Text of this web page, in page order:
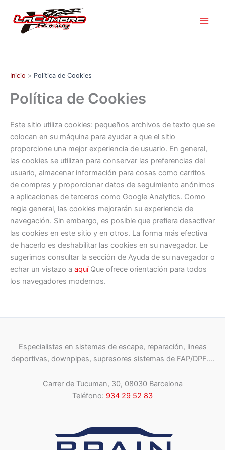
contenido
Inicio Política de Cookies
Política de Cookies
Este sitio utiliza cookies: pequeños archivos de texto que se
colocan en su máquina para ayudar a que el sitio
proporcione una mejor experiencia de usuario. En general,
las cookies se utilizan para conservar las preferencias del
usuario, almacenar información para cosas como carritos
de compras y proporcionar datos de seguimiento anónimos
a aplicaciones de terceros como Google Analytics. Como
regla general, las cookies mejorarán su experiencia de
navegación. Sin embargo, es posible que prefiera desactivar
las cookies en este sitio y en otros. La forma más efectiva
de hacerlo es deshabilitar las cookies en su navegador. Le
sugerimos consultar la sección de Ayuda de su navegador o
echar un vistazo a aquíQue ofrece orientación para todos
los navegadores modernos.
Especialistas en sistemas de escape, reparación, lineas
deportivas, downpipes, supresores sistemas de FAP/DPF….
Carrer de Tucuman, 30, 08030 Barcelona
Teléfono: 934 29 52 83